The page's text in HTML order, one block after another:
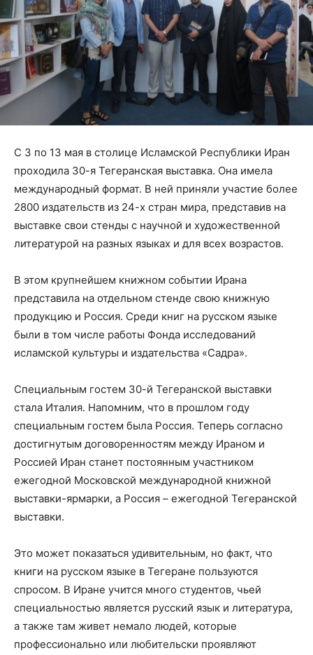
С 3 по 13 мая в столице Исламской Республики Иран
проходила 30-я Тегеранская выставка. Она имела
международный формат. В ней приняли участие более
2800 издательств из 24-х стран мира, представив на
выставке свои стенды с научной и художественной
литературой на разных языках и для всех возрастов.
В этом крупнейшем книжном событии Ирана
представила на отдельном стенде свою книжную
продукцию и Россия. Среди книг на русском языке
были в том числе работы Фонда исследований
исламской культуры и издательства «Садра».
Специальным гостем 30-й Тегеранской выставки
стала Италия. Напомним, что в прошлом году
специальным гостем была Россия. Теперь согласно
достигнутым договоренностям между Ираном и
Россией Иран станет постоянным участником
ежегодной Московской международной книжной
выставки-ярмарки, а Россия – ежегодной Тегеранской
выставки.
Это может показаться удивительным, но факт, что
книги на русском языке в Тегеране пользуются
спросом. В Иране учится много студентов, чьей
специальностью является русский язык и литература,
а также там живет немало людей, которые
профессионально или любительски проявляют